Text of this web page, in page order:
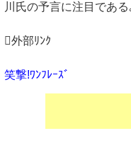
川氏の予言に注目である
外部ﾘﾝｸ
笑撃!ﾜﾝﾌﾚｰｽﾞ